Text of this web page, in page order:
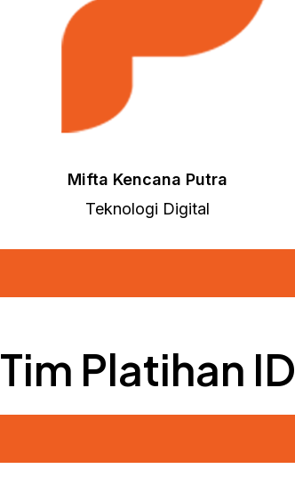
Mifta Kencana Putra
Teknologi Digital
Tim Platihan ID